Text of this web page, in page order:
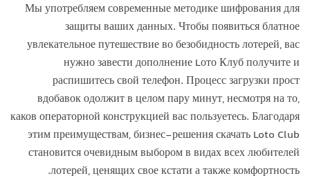
Мы употребляем современные методике шифрования для
защиты ваших данных. Чтобы появиться блатное
увлекательное путешествие во безобидность лотерей, вас
нужно завести дополнение Lото Клуб получите и
распишитесь свой телефон. Процесс загрузки прост
вдобавок одолжит в целом пару минут, несмотря на то,
каков операторной конструкцией вас пользуетесь. Благодаря
этим преимуществам, бизнес-решения скачать Loto Club
становится очевидным выбором в видах всех любителей
лотерей, ценящих свое кстати а также комфортность.